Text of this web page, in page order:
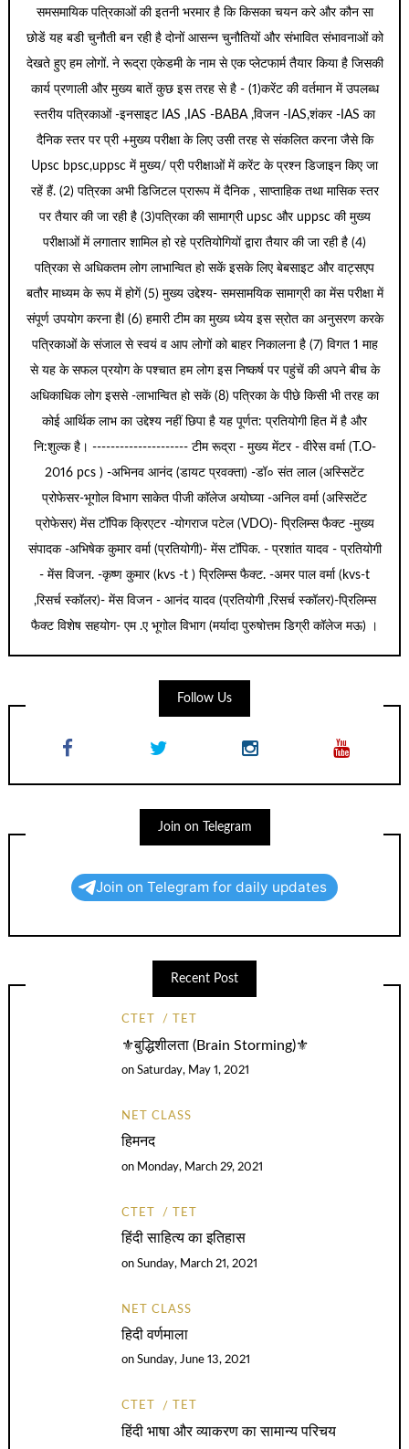
समसमायिक पत्रिकाओं की इतनी भरमार है कि किसका चयन करे और कौन सा
छोडें यह बडी चुनौती बन रही है दोनों आसन्न चुनौतियों और संभावित संभावनाओं को
देखते हुए हम लोगों. ने रूद्रा एकेडमी के नाम से एक प्लेटफार्म तैयार किया है जिसकी
कार्य प्रणाली और मुख्य बातें कुछ इस तरह से है - (1)करेंट की वर्तमान में उपलब्ध
स्तरीय पत्रिकाओं -इनसाइट IAS ,IAS -BABA ,विजन -IAS,शंकर -IAS का
दैनिक स्तर पर प्री +मुख्य परीक्षा के लिए उसी तरह से संकलित करना जैसे कि
Upsc bpsc,uppsc में मुख्य/ प्री परीक्षाओं में करेंट के प्रश्न डिजाइन किए जा
रहें हैं. (2) पत्रिका अभी डिजिटल प्रारूप में दैनिक , साप्ताहिक तथा मासिक स्तर
पर तैयार की जा रही है (3)पत्रिका की सामाग्री upsc और uppsc की मुख्य
परीक्षाओं में लगातार शामिल हो रहे प्रतियोगियों द्वारा तैयार की जा रही है (4)
पत्रिका से अधिकतम लोग लाभान्वित हो सकें इसके लिए बेबसाइट और वाट्सएप
बतौर माध्यम के रूप में होगें (5) मुख्य उद्देश्य- समसामयिक सामाग्री का मेंस परीक्षा में
संपूर्ण उपयोग करना हैl (6) हमारी टीम का मुख्य ध्येय इस स्रोत का अनुसरण करके
पत्रिकाओं के संजाल से स्वयं व आप लोगों को बाहर निकालना है (7) विगत 1 माह
से यह के सफल प्रयोग के पश्चात हम लोग इस निष्कर्ष पर पहुंचें की अपने बीच के
अधिकाधिक लोग इससे -लाभान्वित हो सकें (8) पत्रिका के पीछे किसी भी तरह का
कोई आर्थिक लाभ का उद्देश्य नहीं छिपा है यह पूर्णत: प्रतियोगी हित में है और
नि:शुल्क है। --------------------- टीम रूद्रा - मुख्य मेंटर - वीरेेस वर्मा (T.O-
2016 pcs ) -अभिनव आनंद (डायट प्रवक्ता) -डॉ० संत लाल (अस्सिटेंट
प्रोफेसर-भूगोल विभाग साकेत पीजी कॉलेज अयोघ्या -अनिल वर्मा (अस्सिटेंट
प्रोफेसर) मेंस टॉपिक क्रिएटर -योगराज पटेल (VDO)- प्रिलिम्स फैक्ट -मुख्य
संपादक -अभिषेक कुमार वर्मा (प्रतियोगी)- मेंस टॉपिक. - प्रशांत यादव - प्रतियोगी
- मेंस विजन. -कृष्ण कुमार (kvs -t ) प्रिलिम्स फैक्ट. -अमर पाल वर्मा (kvs-t
,रिसर्च स्कॉलर)- मेंस विजन - आनंद यादव (प्रतियोगी ,रिसर्च स्कॉलर)-प्रिलिम्स
फैक्ट विशेष सहयोग- एम .ए भूगोल विभाग (मर्यादा पुरुषोत्तम डिग्री कॉलेज मऊ) ।
Follow Us
Join on Telegram
Join on Telegram for daily updates
Recent Post
CTET TET
⚜️बुद्धिशीलता (Brain Storming)⚜️
onSaturday, May 1, 2021
NET CLASS
हिमनद
on Monday, March 29, 2021
CTET TET
हिंदी साहित्य का इतिहास
onSunday, March 21, 2021
NET CLASS
हिदी वर्णमाला
onSunday, June 13, 2021
CTET TET
हिंदी भाषा और व्याकरण का सामान्य परिचय